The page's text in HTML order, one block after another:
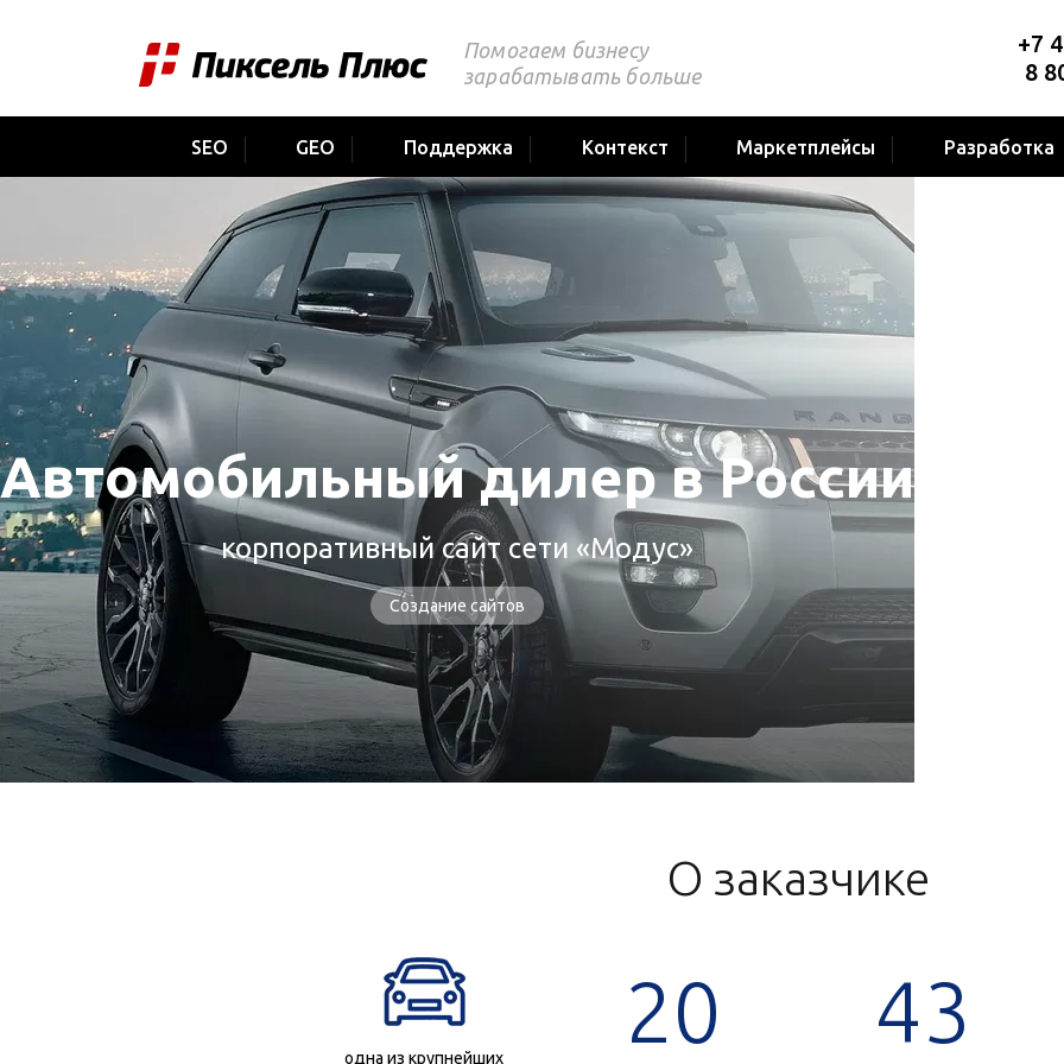
Помогаем бизнесу
зарабатывать больше
+7
8
SEO GEO Поддержка Контекст Маркетплейсы Разработка
Автомобильный дилер в России
корпоративный сайт сети «Модус»
Создание сайтов
О заказчике
одна из крупнейших 20 43